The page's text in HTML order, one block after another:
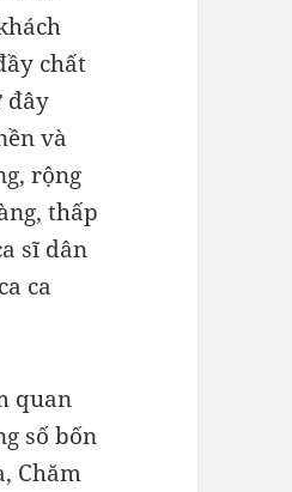
chất
đây
và
rộng
thấp
sĩ dân
ca
quan
số bốn
Chăm